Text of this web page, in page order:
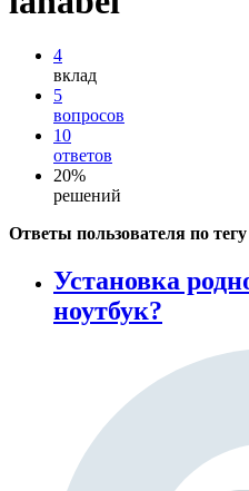
4
вклад
5
вопросов
10
ответов
20%
решений
Ответы пользователя по тегу
Установка
ноутбук?